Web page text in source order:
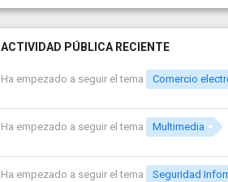
ACTIVIDAD PÚBLICA RECIENTE
Ha empezado a seguir el tema Comercio
Ha empezado a seguir el tema Multimedia
Ha empezado a seguir el tema Seguridad